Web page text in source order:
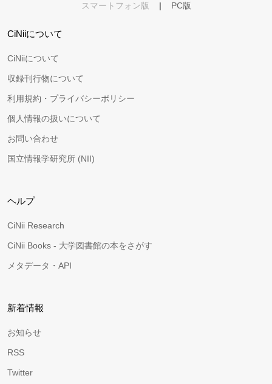
スマートフォン版 | PC版
CiNiiについて
CiNiiについて
収録刊行物について
利用規約・プライバシーポリシー
個人情報の扱いについて
お問い合わせ
国立情報学研究所 (NII)
ヘルプ
CiNii Research
CiNii Books - 大学図書館の本をさがす
メタデータ・API
新着情報
お知らせ
RSS
Twitter